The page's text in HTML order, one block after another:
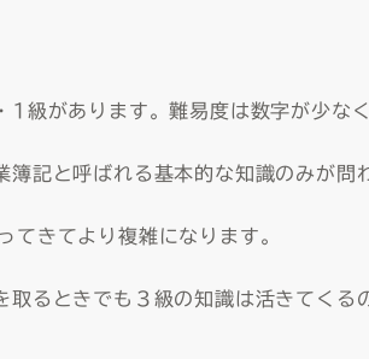
級があります。難易度は数字が少な
記と呼ばれる基本的な知識のみが問
てきてより複雑になります。
取るときでも３級の知識は活きてく